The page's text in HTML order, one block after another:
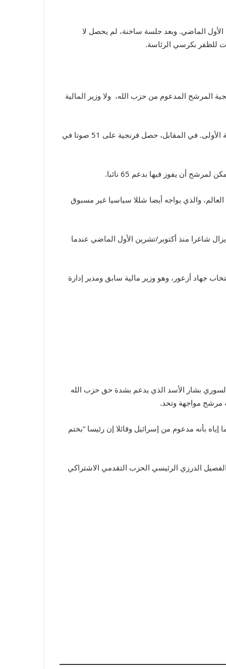
الأول الماضي. وبعد جلسة ساخنة، لم يحصل لا
للظفر بكرسي الرئاسة.
المرشح المدعوم من حزب الله، ولا وزير المالية
وحصل أزعور على تأييد 59 صوتا من أصل 128 نائبا في البرلمان في تصويت أولي، أي أقل من الثلثين المطلوبين للفوز في الجولة الأولى. في المقابل، حصل فرنجية على 51 صوتا في
أن يفوز فيها بدعم 65 نائبا.
والذي يواجه أيضا شللا سياسيا غير مسبوق
شاغرا منذ أكتوبر/تشرين الأول الماضي عندما
جهاد أزعور، وهو وزير مالية سابق ومدير إدارة
بشار الأسد الذي يدعم بشدة حق حزب الله
مرشح مواجهة وتحد.
بأنه مدعوم من إسرائيل وقائلا إن رئيسا “بختم
الفصيل الدرزي الرئيسي الحزب التقدمي الاشتراكي